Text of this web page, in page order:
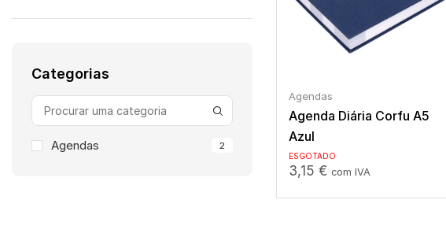
Categorias
Agendas 2
Agendas
Agenda Diária Corfu A5
Azul
ESGOTADO
3,15 € com IVA